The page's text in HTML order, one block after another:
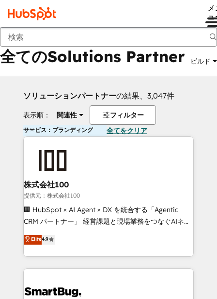
ュ
戻る
全てのSolutions Partner ビルド
ソリューションパートナーの結果、3,047件
表示順： 関連性 フィルター
サービス：ブランディング 全てをクリア
株式会社100
提供元：株式会社100
🏢 HubSpot × AI Agent × DX を統合する「Agentic
CRM パートナー」 経営課題と現場業務をつなぐAIネイ
ティブ・エージェンシーとして、HubSpot Eliteの実装
力で顧客フロント業務を再設計します。 💡 100inc は何
をする会社か？ HubSpotを共通基盤に、AIエージェン
トを組み込んだ顧客フロント業務（マーケティング・営
ィブ・エージェンシーです。事業部・グループ会社・部
Elite4.9